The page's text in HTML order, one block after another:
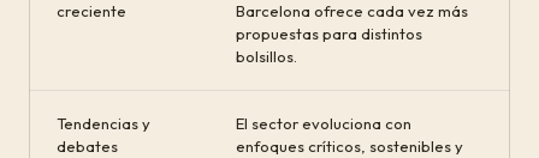
creciente
Barcelona ofrece cada vez más
propuestas para distintos
bolsillos.
Tendencias y
debates
El sector evoluciona con
enfoques críticos, sostenibles y